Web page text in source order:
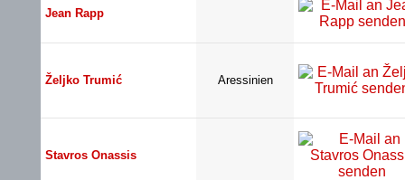
Jean Rapp
Željko Trumić Aressinien
Stavros Onassis